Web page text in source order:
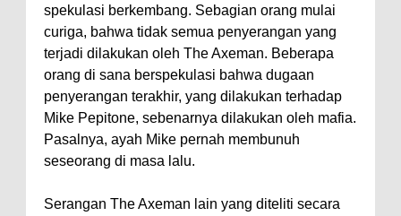
spekulasi berkembang. Sebagian orang mulai
curiga, bahwa tidak semua penyerangan yang
terjadi dilakukan oleh The Axeman. Beberapa
orang di sana berspekulasi bahwa dugaan
penyerangan terakhir, yang dilakukan terhadap
Mike Pepitone, sebenarnya dilakukan oleh mafia.
Pasalnya, ayah Mike pernah membunuh
seseorang di masa lalu.
Serangan The Axeman lain yang diteliti secara